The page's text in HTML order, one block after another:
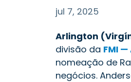
jul 7, 2025
Arlington
divisão da FMI
nomeação de
negócios.